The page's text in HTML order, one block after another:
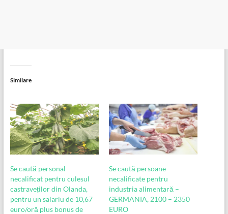
Similare
Se caută personal
necalificat pentru culesul
castraveților din Olanda,
pentru un salariu de 10,67
euro/oră plus bonus de
Se caută persoane
necalificate pentru
industria alimentară –
GERMANIA, 2100 – 2350
EURO